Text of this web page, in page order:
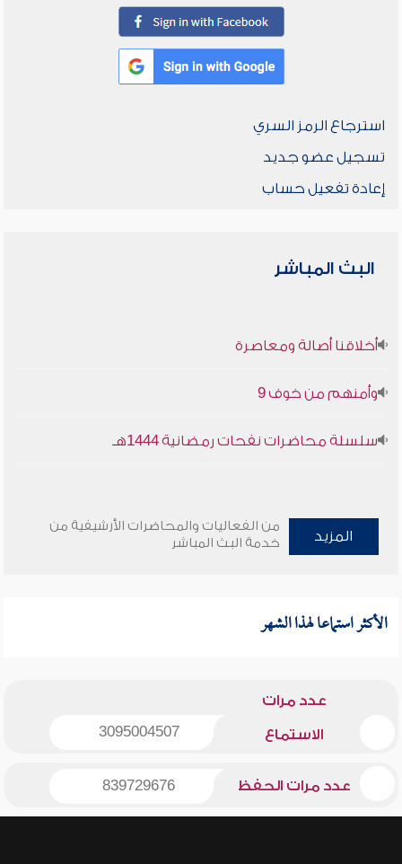
استرجاع الرمز السري
تسجيل عضو جديد
إعادة تفعيل حساب
البث المباشر
أخلاقنا أصالة ومعاصرة
وأمنهم من خوف 9
سلسلة محاضرات نفحات رمضانية 1444هـ
المزيد
من الفعاليات والمحاضرات الأرشيفية من
خدمة البث المباشر
الأكثر استماعا لهذا الشهر
عدد مرات
الاستماع 3095004507
عدد مرات الحفظ 839729676